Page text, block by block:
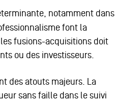
notamment dans
font la
fusions-acquisitions doit
ou des investisseurs.
des atouts majeurs. La
sans faille dans le suivi